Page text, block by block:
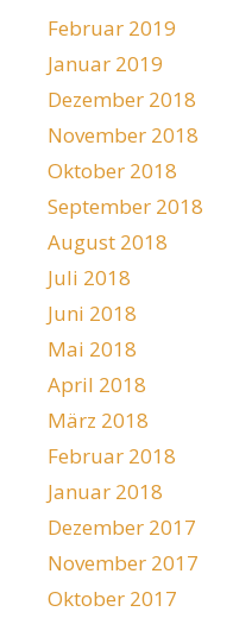
Februar 2019
Januar 2019
Dezember 2018
November 2018
Oktober 2018
September 2018
August 2018
Juli 2018
Juni 2018
Mai 2018
April 2018
März 2018
Februar 2018
Januar 2018
Dezember 2017
November 2017
Oktober 2017